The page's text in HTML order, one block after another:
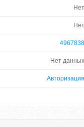
Нет
Нет
4967838
Нет данных
Авторизация